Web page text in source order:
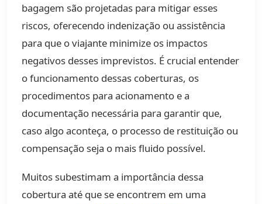
bagagem são projetadas para mitigar esses
riscos, oferecendo indenização ou assistência
para que o viajante minimize os impactos
negativos desses imprevistos. É crucial entender
o funcionamento dessas coberturas, os
procedimentos para acionamento e a
documentação necessária para garantir que,
caso algo aconteça, o processo de restituição ou
compensação seja o mais fluido possível.
Muitos subestimam a importância dessa
cobertura até que se encontrem em uma